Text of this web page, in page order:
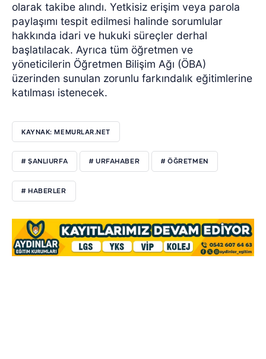
olarak takibe alındı. Yetkisiz erişim veya parola
paylaşımı tespit edilmesi halinde sorumlular
hakkında idari ve hukuki süreçler derhal
başlatılacak. Ayrıca tüm öğretmen ve
yöneticilerin Öğretmen Bilişim Ağı (ÖBA)
üzerinden sunulan zorunlu farkındalık eğitimlerine
katılması istenecek.
KAYNAK: MEMURLAR.NET
# ŞANLIURFA # URFAHABER # ÖĞRETMEN
# HABERLER